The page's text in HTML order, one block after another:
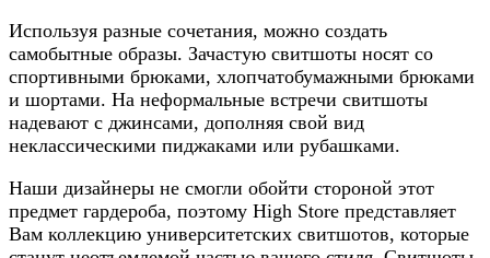
Используя разные сочетания, можно создать
самобытные образы. Зачастую свитшоты носят со
спортивными брюками, хлопчатобумажными брюками
и шортами. На неформальные встречи свитшоты
надевают с джинсами, дополняя свой вид
неклассическими пиджаками или рубашками.
Наши дизайнеры не смогли обойти стороной этот
предмет гардероба, поэтому High Store представляет
Вам коллекцию университетских свитшотов, которые